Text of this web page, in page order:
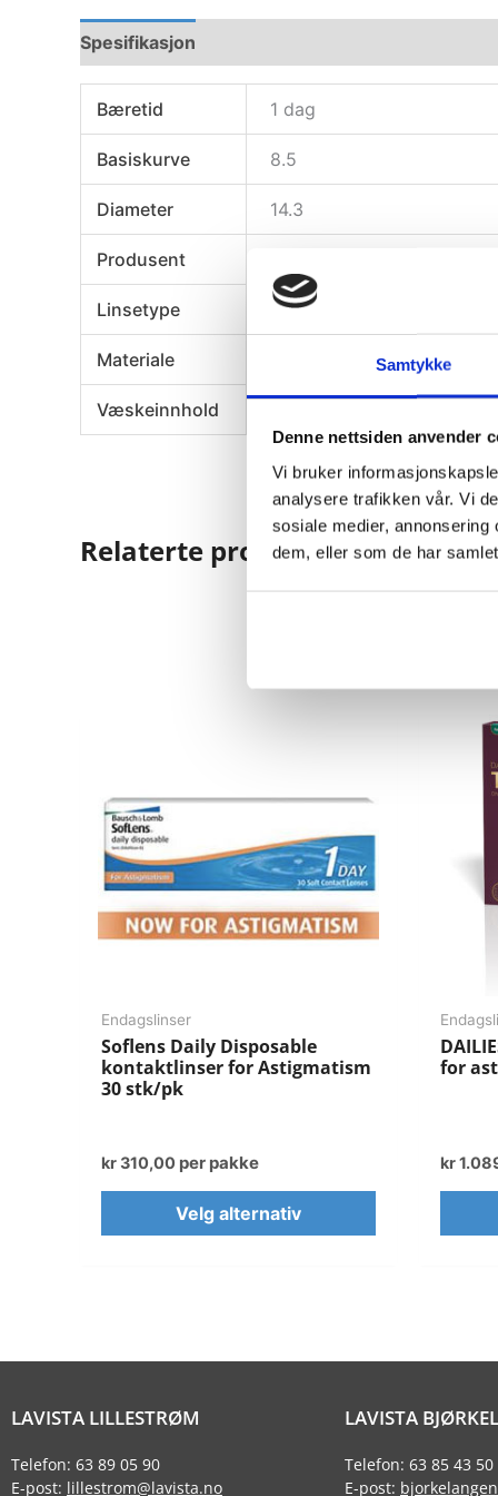
Samtykke
Denne nettsiden anvender
Vi bruker
analysere trafikken vår. Vi
sosiale medier,
dem, eller som de har
Spesifikasjon
Bæretid 1 dag
Basiskurve 8.5
Diameter 14.3
Produsent
Linsetype Torisk endagslinse,
Materiale Senofilcon A
Væskeinnhold
Relaterte produkter
Endagslinser
Soflens Daily Disposable
kontaktlinser for Astigmatism
30 stk/pk
kr310,00 per pakke
Velg alternativ
for
kr
LAVISTA LILLESTRØM
Telefon: 63 89 05 90
E-post: lillestrom@lavista.no
LAVISTA
Telefon: 63 85 43 50
E-post: